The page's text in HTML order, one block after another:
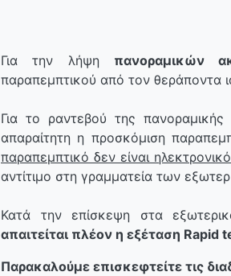
Για την λήψη πανοραμικών
παραπεμπτικού από τον θεράποντα
Για το ραντεβού της πανοραμικής
απαραίτητη η προσκόμιση
παραπεμπτικό δεν είναι
αντίτιμο στη γραμματεία των
Κατά την επίσκεψη στα
απαιτείται πλέον η εξέταση Rapid
Παρακαλούμε επισκεφτείτε τις